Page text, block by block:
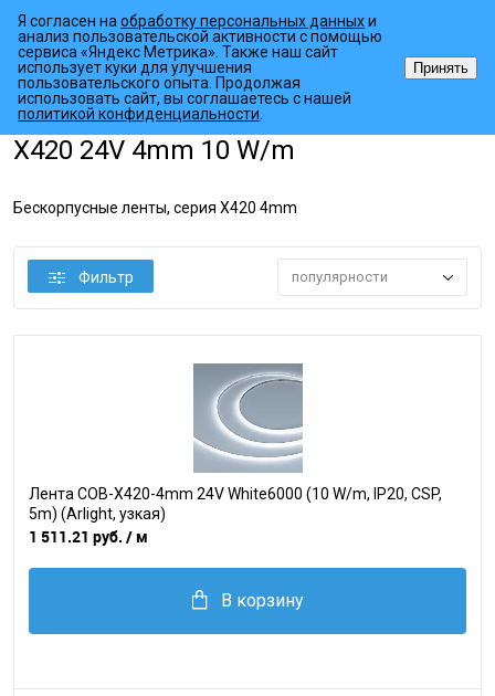
Главная страница • Каталог товаров • Светодиодные ленты
X420 24V 4mm 10 W/m
Бескорпусные ленты, серия X420 4mm
Фильтр популярности
Лента COB-X420-4mm 24V White6000 (10 W/m, IP20, CSP,
5m) (Arlight, узкая)
1 511.21 руб. / м
В корзину
Я согласен наобработку персональных данныхи
анализ пользовательской активности с помощью
сервиса «Яндекс Метрика». Также наш сайт
использует куки для улучшения
пользовательского опыта. Продолжая
использовать сайт, вы соглашаетесь с нашей
политикой конфиденциальности
Принять